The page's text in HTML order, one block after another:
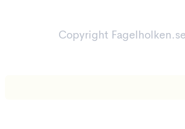
Copyright